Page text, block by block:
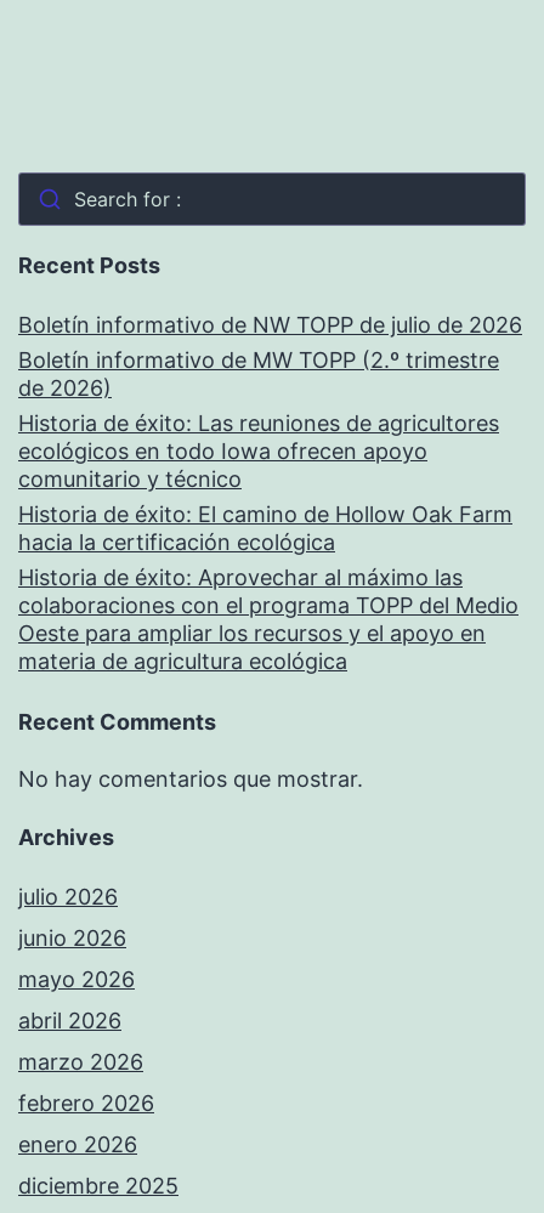
Search for :
Recent Posts
Boletín informativo de NW TOPP de julio de 2026
Boletín informativo de MW TOPP (2.º trimestre
de 2026)
Historia de éxito: Las reuniones de agricultores
ecológicos en todo Iowa ofrecen apoyo
comunitario y técnico
Historia de éxito: El camino de Hollow Oak Farm
hacia la certificación ecológica
Historia de éxito: Aprovechar al máximo las
colaboraciones con el programa TOPP del Medio
Oeste para ampliar los recursos y el apoyo en
materia de agricultura ecológica
Recent Comments
No hay comentarios que mostrar.
Archives
julio 2026
junio 2026
mayo 2026
abril 2026
marzo 2026
febrero 2026
enero 2026
diciembre 2025